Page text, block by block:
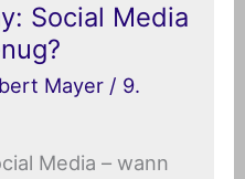
Social Media
Mayer / 9.
Media – wann